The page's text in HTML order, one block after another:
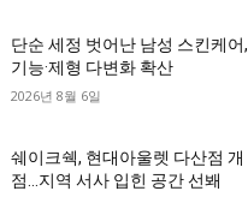
단순 세정 벗어난 남성 스킨케어,
기능·제형 다변화 확산
2026년 8월 6일
쉐이크쉑, 현대아울렛 다산점 개
점…지역 서사 입힌 공간 선봬